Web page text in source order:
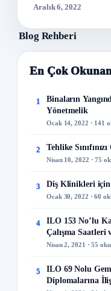
Aralık 6, 2022
Blog Rehberi
En Çok
1
Binaların
Yönetmelik
Ocak 14, 2022 · 141
2 Tehlike
Nisan 10, 2022 · 75
3 Diş Klinikleri
Ocak 30, 2022 · 60
4
ILO 153 No’lu
Çalışma Saatleri
Sözleşme
Nisan 2, 2021 · 55
5
ILO 69 Nolu
Diplomalarına